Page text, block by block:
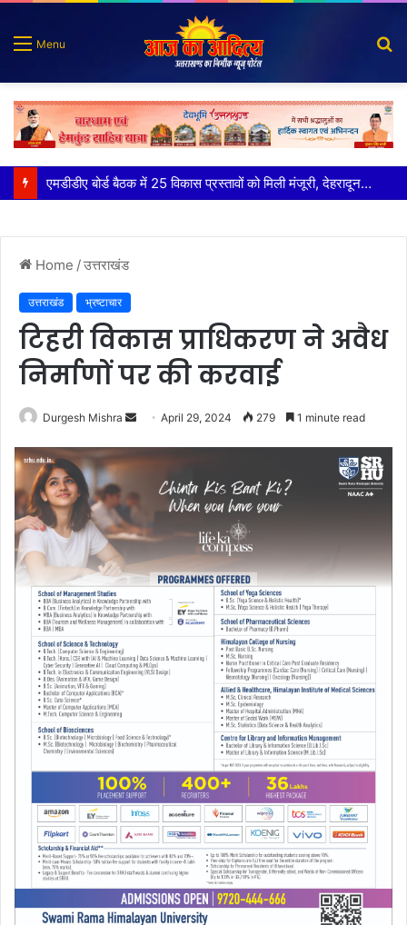
Menu
कृष्णा हाउसकीपिंग के मालिक दीपक जायसवाल विनोद नौटियाल आदि पर मुकदमा दर्ज
Home /उत्तराखंड
उत्तराखंड भ्रष्टाचार
टिहरी विकास प्राधिकरण ने अवैध
निर्माणों पर की करवाई
Durgesh Mishra
Send
email
April 29, 2024 279 1 minute read